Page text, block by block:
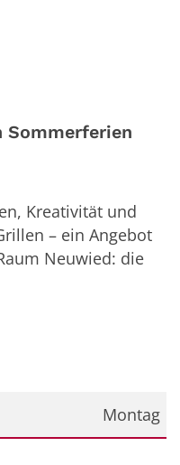
Sommerferien
Kreativität und
– ein Angebot
Neuwied: die
Montag